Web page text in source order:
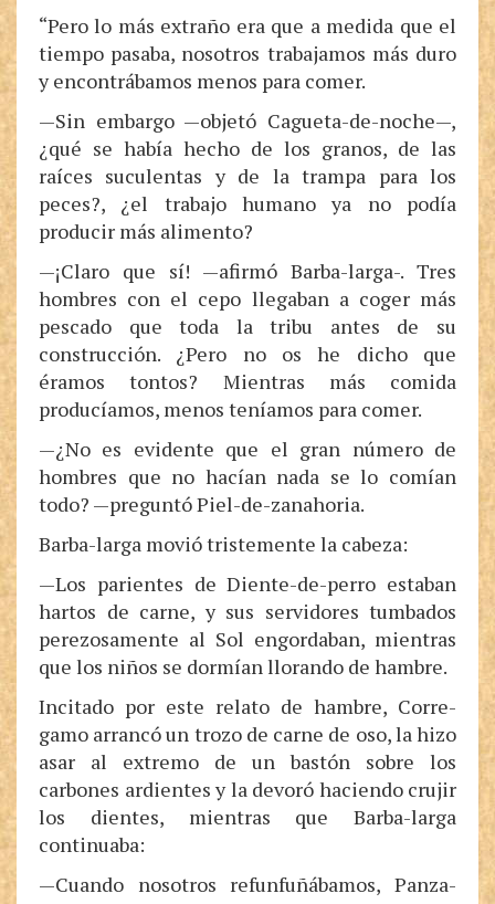
“Pero lo más extraño era que a medida que el
tiempo pasaba, nosotros trabajamos más duro
y encontrábamos menos para comer.
—Sin embargo —objetó Cagueta-de-noche—,
¿qué se había hecho de los granos, de las
raíces suculentas y de la trampa para los
peces?, ¿el trabajo humano ya no podía
producir más alimento?
—¡Claro que sí! —afirmó Barba-larga-. Tres
hombres con el cepo llegaban a coger más
pescado que toda la tribu antes de su
construcción. ¿Pero no os he dicho que
éramos tontos? Mientras más comida
producíamos, menos teníamos para comer.
—¿No es evidente que el gran número de
hombres que no hacían nada se lo comían
todo? —preguntó Piel-de-zanahoria.
Barba-larga movió tristemente la cabeza:
—Los parientes de Diente-de-perro estaban
hartos de carne, y sus servidores tumbados
perezosamente al Sol engordaban, mientras
que los niños se dormían llorando de hambre.
Incitado por este relato de hambre, Corre-
gamo arrancó un trozo de carne de oso, la hizo
asar al extremo de un bastón sobre los
carbones ardientes y la devoró haciendo crujir
los dientes, mientras que Barba-larga
continuaba:
—Cuando nosotros refunfuñábamos, Panza-